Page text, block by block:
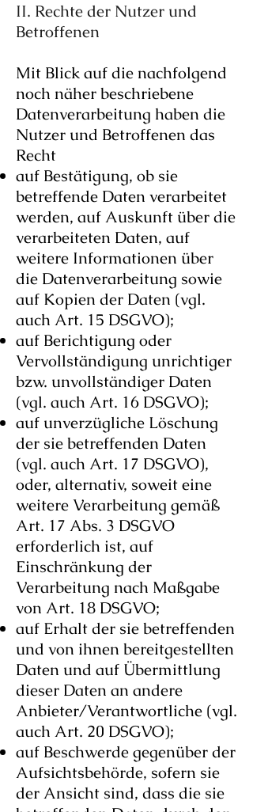
II. Rechte der Nutzer und
Betroffenen
Mit Blick auf die nachfolgend
noch näher beschriebene
Datenverarbeitung haben die
Nutzer und Betroffenen das
Recht
auf Bestätigung, ob sie
betreffende Daten verarbeitet
werden, auf Auskunft über die
verarbeiteten Daten, auf
weitere Informationen über
die Datenverarbeitung sowie
auf Kopien der Daten (vgl.
auch Art. 15 DSGVO);
auf Berichtigung oder
Vervollständigung unrichtiger
bzw. unvollständiger Daten
(vgl. auch Art. 16 DSGVO);
auf unverzügliche Löschung
der sie betreffenden Daten
(vgl. auch Art. 17 DSGVO),
oder, alternativ, soweit eine
weitere Verarbeitung gemäß
Art. 17 Abs. 3 DSGVO
erforderlich ist, auf
Einschränkung der
Verarbeitung nach Maßgabe
von Art. 18 DSGVO;
auf Erhalt der sie betreffenden
und von ihnen bereitgestellten
Daten und auf Übermittlung
dieser Daten an andere
Anbieter/Verantwortliche (vgl.
auch Art. 20 DSGVO);
auf Beschwerde gegenüber der
Aufsichtsbehörde, sofern sie
der Ansicht sind, dass die sie